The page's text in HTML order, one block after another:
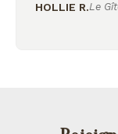
We enjoyed
HOLLIE R.Le